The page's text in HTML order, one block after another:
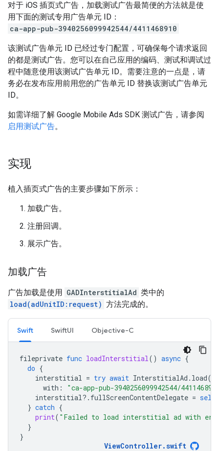
对于 iOS 插页式广告，加载测试广告最简便的方法就是使
用下面的测试专用广告单元 ID：
ca-app-pub-3940256099942544/4411468910
该测试广告单元 ID 已经过专门配置，可确保每个请求返回
的都是测试广告。您可以在自己应用的编码、测试和调试过
程中随意使用该测试广告单元 ID。需要注意的一点是，请
务必在发布应用前用您的广告单元 ID 替换该测试广告单元
ID。
如需详细了解 Google Mobile Ads SDK 测试广告，请参阅
启用测试广告。
实现
植入插页式广告的主要步骤如下所示：
加载广告。
注册回调。
展示广告。
加载广告
广告加载是使用 GADInterstitialAd 类中的
load(adUnitID:request) 方法完成的。
Swift SwiftUI Objective-C
fileprivate func loadInterstitial() async {
do {
interstitial = try await InterstitialAd . load(
with :
"ca-app-pub-3940256099942544/
interstitial?. fullScreenContentDelegate = self
} catch {
print( "Failed to load interstitial ad with
}
}
ViewController.swift